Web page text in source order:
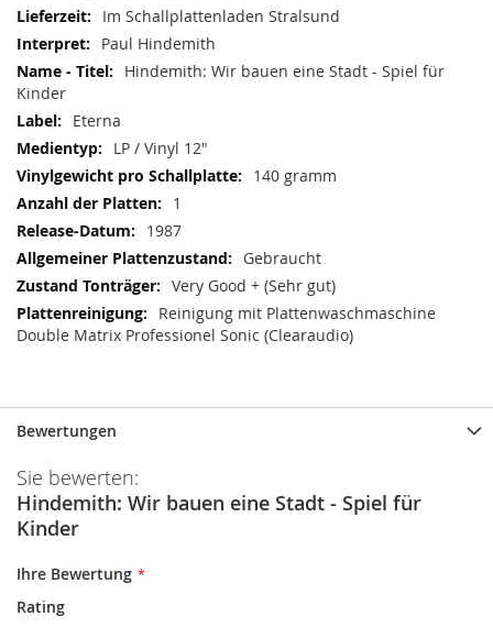
Im Schallplattenladen Stralsund
Paul Hindemith
Hindemith: Wir bauen eine Stadt - Spiel für
Kinder
Eterna
LP / Vinyl 12"
140 gramm
1
1987
Gebraucht
Very Good + (Sehr gut)
Reinigung mit Plattenwaschmaschine
Double Matrix Professionel Sonic (Clearaudio)
Bewertungen
Sie bewerten:
Hindemith: Wir bauen eine Stadt - Spiel für
Kinder
Ihre Bewertung
Rating